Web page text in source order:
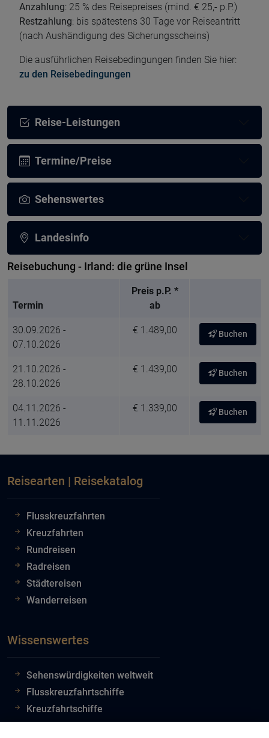
Anzahlung: 25 % des Reisepreises (mind. € 25,- p.P.)
Restzahlung: bis spätestens 30 Tage vor Reiseantritt
(nach Aushändigung des Sicherungsscheins)
Die ausführlichen Reisebedingungen finden Sie hier:
zu den Reisebedingungen
Reise-Leistungen
Termine/Preise
Sehenswertes
Landesinfo
Reisebuchung - Irland: die grüne Insel
Termin
Preis p.P. *
ab
30.09.2026 -
07.10.2026
€ 1.489,00 Buchen
21.10.2026 -
28.10.2026
€ 1.439,00 Buchen
04.11.2026 -
11.11.2026
€ 1.339,00 Buchen
Reisearten | Reisekatalog
Flusskreuzfahrten
Kreuzfahrten
Rundreisen
Radreisen
Städtereisen
Wanderreisen
Wissenswertes
Sehenswürdigkeiten weltweit
Flusskreuzfahrtschiffe
Kreuzfahrtschiffe